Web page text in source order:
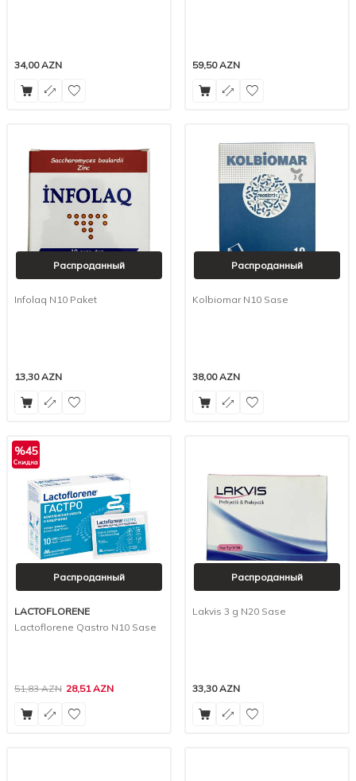
34,00AZN 59,50AZN
Распроданный
Infolaq N10 Paket
13,30AZN
Распроданный
Kolbiomar N10 Sase
38,00AZN
%45
Скидка
Распроданный
LACTOFLORENE
Lactoflorene Qastro N10 Sase
51,83AZN 28,51AZN
Распроданный
Lakvis 3 g N20 Sase
33,30AZN